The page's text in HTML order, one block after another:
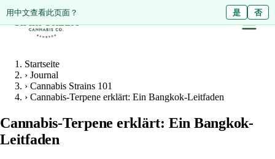
ดูหน้านี้เป็นภาษาไทย? ไม่ใช่
用中文查看此页面？ 是 否
Startseite
› Journal
› Cannabis Strains 101
› Cannabis-Terpene erklärt: Ein Bangkok-Leitfaden
Cannabis-Terpene erklärt: Ein Bangkok-
Leitfaden